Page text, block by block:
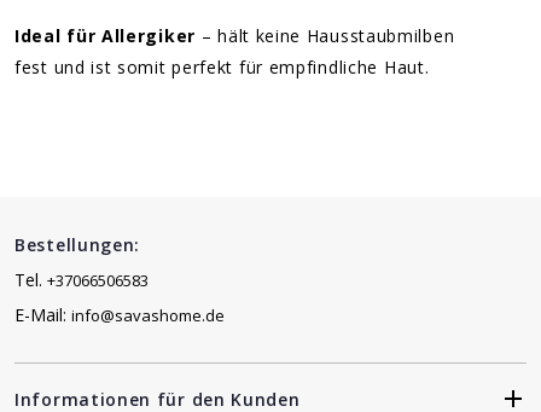
Ideal für Allergiker – hält keine Hausstaubmilben
fest und ist somit perfekt für empfindliche Haut.
Bestellungen:
Tel. +37066506583
E-Mail: info@savashome.de
Informationen für den Kunden